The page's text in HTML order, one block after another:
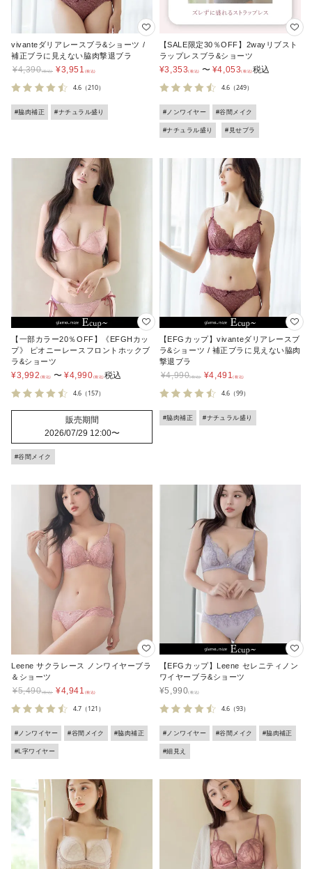
vivanteダリアレースブラ&ショーツ /
補正ブラに見えない脇肉撃退ブラ
¥4,390 ¥3,951
4.6 （210）
#脇肉補正 #ナチュラル盛り
【SALE限定30％OFF】2wayリブスト
ラップレスブラ&ショーツ
¥3,353 〜 ¥4,053 税込
4.6（249）
#ノンワイヤー #谷間メイク
#ナチュラル盛り #見せブラ
【一部カラー20％OFF】《EFGHカッ
プ》 ピオニーレースフロントホックブ
ラ&ショーツ
¥3,992 〜 ¥4,990 税込
4.6 （157）
販売期間
2026/07/29 12:00〜
#谷間メイク
【EFGカップ】vivanteダリアレースブ
ラ&ショーツ / 補正ブラに見えない脇肉
撃退ブラ
¥4,990 ¥4,491
4.6（99）
#脇肉補正 #ナチュラル盛り
Leene サクラレース ノンワイヤーブラ
＆ショーツ
¥5,490 ¥4,941
4.7 （121）
#ノンワイヤー #谷間メイク #脇肉補正
#L字ワイヤー
【EFGカップ】Leene セレニティノン
ワイヤーブラ&ショーツ
¥5,990
4.6（93）
#ノンワイヤー #谷間メイク #脇肉補正
#細見え